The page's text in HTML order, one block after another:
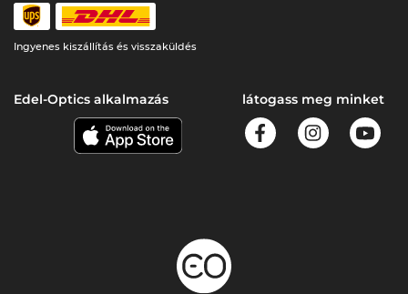
Ingyenes kiszállítás és visszaküldés
Edel-Optics alkalmazás látogass meg minket